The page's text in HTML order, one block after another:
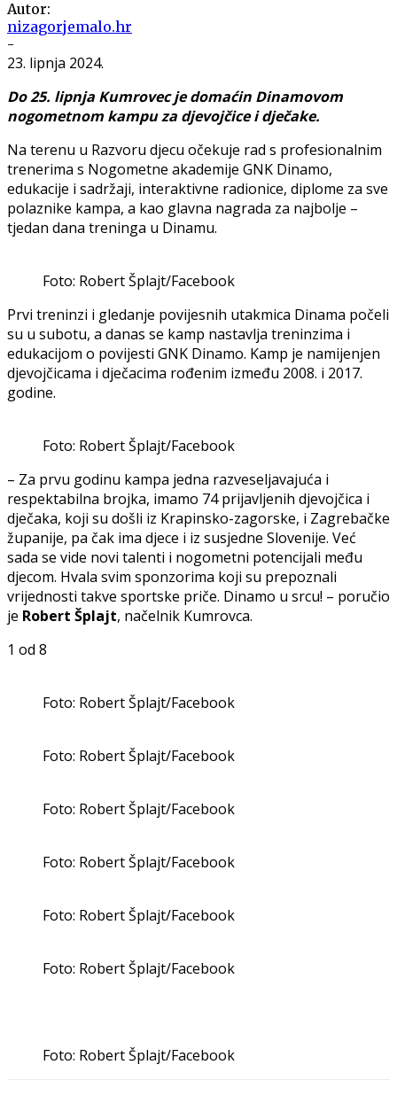
Autor:
nizagorjemalo.hr
-
23. lipnja 2024.
Do 25. lipnja Kumrovec je domaćin Dinamovom
nogometnom kampu za djevojčice i dječake.
Na terenu u Razvoru djecu očekuje rad s profesionalnim
trenerima s Nogometne akademije GNK Dinamo,
edukacije i sadržaji, interaktivne radionice, diplome za sve
polaznike kampa, a kao glavna nagrada za najbolje –
tjedan dana treninga u Dinamu.
Foto: Robert Šplajt/Facebook
Prvi treninzi i gledanje povijesnih utakmica Dinama počeli
su u subotu, a danas se kamp nastavlja treninzima i
edukacijom o povijesti GNK Dinamo. Kamp je namijenjen
djevojčicama i dječacima rođenim između 2008. i 2017.
godine.
Foto: Robert Šplajt/Facebook
– Za prvu godinu kampa jedna razveseljavajuća i
respektabilna brojka, imamo 74 prijavljenih djevojčica i
dječaka, koji su došli iz Krapinsko-zagorske, i Zagrebačke
županije, pa čak ima djece i iz susjedne Slovenije. Već
sada se vide novi talenti i nogometni potencijali među
djecom. Hvala svim sponzorima koji su prepoznali
vrijednosti takve sportske priče. Dinamo u srcu! – poručio
je Robert Šplajt, načelnik Kumrovca.
1 od 8
Foto: Robert Šplajt/Facebook
Foto: Robert Šplajt/Facebook
Foto: Robert Šplajt/Facebook
Foto: Robert Šplajt/Facebook
Foto: Robert Šplajt/Facebook
Foto: Robert Šplajt/Facebook
Foto: Robert Šplajt/Facebook